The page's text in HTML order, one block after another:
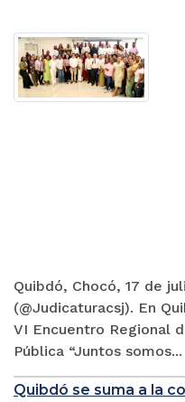
Quibdó, Chocó, 17 de
(@Judicaturacsj). En
VI Encuentro Regional
Pública “Juntos somos...
Quibdó se suma a la